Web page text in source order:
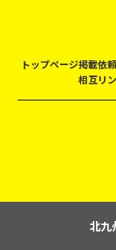
トップページ掲載依
相互リ
北九